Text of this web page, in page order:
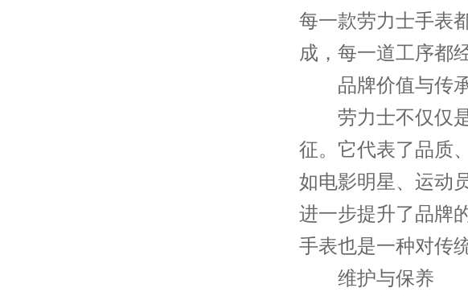
每一款劳力士手表
成，每一道工序都
品牌价值与传
劳力士不仅仅是
征。它代表了品质
如电影明星、运动
进一步提升了品牌
手表也是一种对传
维护与保养